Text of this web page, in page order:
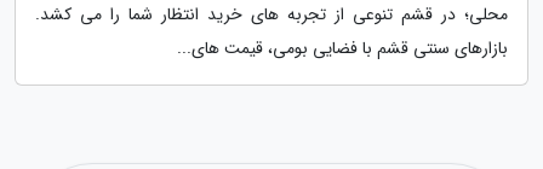
محلی؛ در قشم تنوعی از تجربه های خرید انتظار شما را می کشد.
بازارهای سنتی قشم با فضایی بومی، قیمت های...